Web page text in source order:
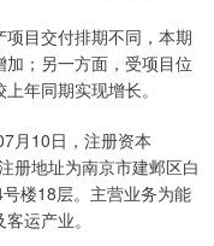
目交付排期不同，本期
；另一方面，受项目位
年同期实现增长。
月10日，注册资本
册地址为南京市建邺区白
楼18层。主营业务为能
运产业。